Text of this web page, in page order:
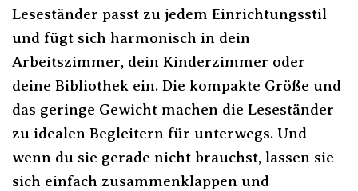
Leseständer passt zu jedem Einrichtungsstil
und fügt sich harmonisch in dein
Arbeitszimmer, dein Kinderzimmer oder
deine Bibliothek ein. Die kompakte Größe und
das geringe Gewicht machen die Leseständer
zu idealen Begleitern für unterwegs. Und
wenn du sie gerade nicht brauchst, lassen sie
sich einfach zusammenklappen und